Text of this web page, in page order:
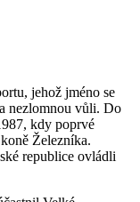
jehož jméno se
nezlomnou vůli. Do
kdy poprvé
Železníka.
republice ovládli